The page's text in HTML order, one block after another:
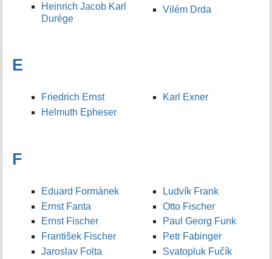
Heinrich Jacob Karl
Durége
Vilém Drda
E
Friedrich Ernst
Helmuth Epheser
Karl Exner
F
Eduard Formánek
Ernst Fanta
Ernst Fischer
František Fischer
Jaroslav Folta
Ludvík Frank
Otto Fischer
Paul Georg Funk
Petr Fabinger
Svatopluk Fučík